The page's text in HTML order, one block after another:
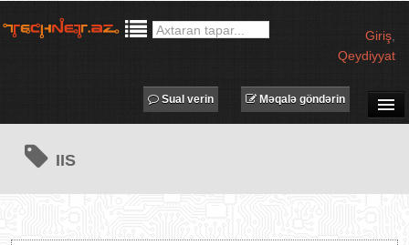
Giriş
Qeydiyyat
MƏQALƏLƏR
Məqalə göndərin
Sual verin
IIS